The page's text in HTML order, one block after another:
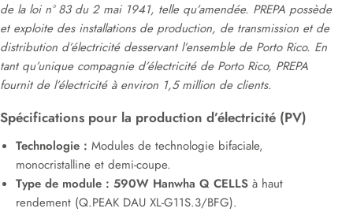
de la loi n° 83 du 2 mai 1941, telle qu’amendée. PREPA possède
et exploite des installations de production, de transmission et de
distribution d’électricité desservant l’ensemble de Porto Rico. En
tant qu’unique compagnie d’électricité de Porto Rico, PREPA
fournit de l’électricité à environ 1,5 million de clients.
Spécifications pour la production d’électricité (PV)
Technologie : Modules de technologie bifaciale,
monocristalline et demi-coupe.
Type de module : 590W Hanwha Q CELLS à haut
rendement (Q.PEAK DAU XL-G11S.3/BFG).